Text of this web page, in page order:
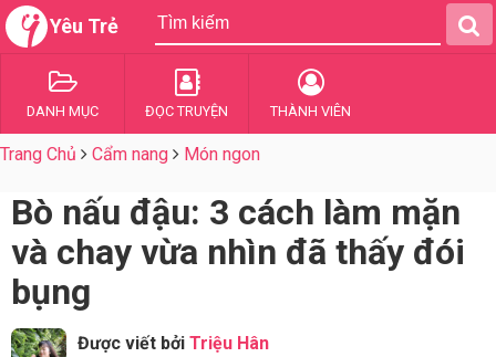
Yêu Trẻ
DANH MỤC ĐỌC TRUYỆN THÀNH VIÊN
Trang Chủ Cẩm nang Món ngon
Bò nấu đậu: 3 cách làm mặn
và chay vừa nhìn đã thấy đói
bụng
Được viết bởi Triệu Hân